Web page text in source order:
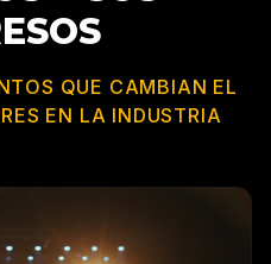
QUE CAMBIAN EL
EN LA INDUSTRIA